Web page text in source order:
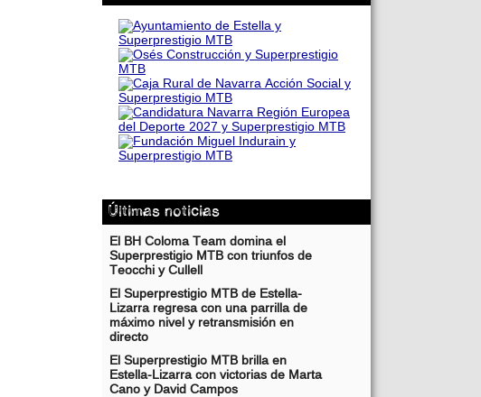
Últimas noticias
El BH Coloma Team domina el
Superprestigio MTB con triunfos de
Teocchi y Cullell
El Superprestigio MTB de Estella-
Lizarra regresa con una parrilla de
máximo nivel y retransmisión en
directo
El Superprestigio MTB brilla en
Estella-Lizarra con victorias de Marta
Cano y David Campos